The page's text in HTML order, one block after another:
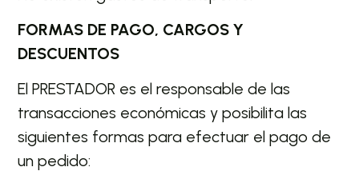
FORMAS DE PAGO, CARGOS Y
DESCUENTOS
El PRESTADOR es el responsable de las
transacciones económicas y posibilita las
siguientes formas para efectuar el pago de
un pedido: